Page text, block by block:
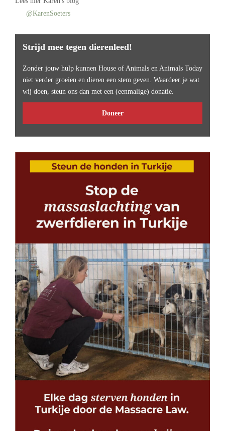
@KarenSoeters
Strijd mee tegen dierenleed!
Zonder jouw hulp kunnen House of Animals en Animals Today
niet verder groeien en dieren een stem geven. Waardeer je wat
wij doen, steun ons dan met een (eenmalige) donatie.
Doneer